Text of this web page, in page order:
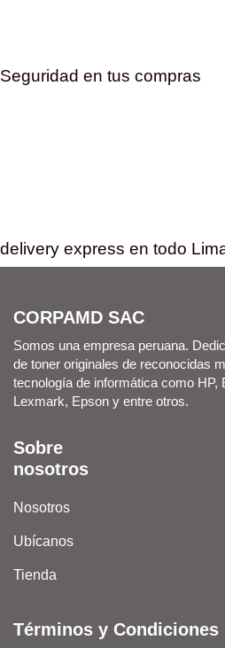
Seguridad en tus compras
delivery express en todo
CORPAMD SAC
Somos una empresa peruana.
de toner originales de reconocidas
tecnología de informática como HP,
Lexmark, Epson y entre otros.
Sobre
nosotros
Nosotros
Ubícanos
Tienda
Términos y Condiciones